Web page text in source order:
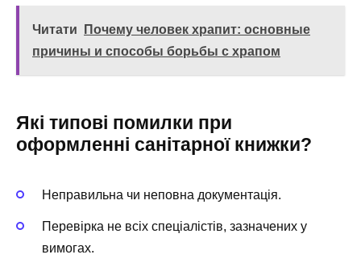
Читати
Почему человек храпит: основные
причины и способы борьбы с храпом
Які типові помилки при
оформленні санітарної книжки?
Неправильна чи неповна документація.
Перевірка не всіх спеціалістів, зазначених у
вимогах.